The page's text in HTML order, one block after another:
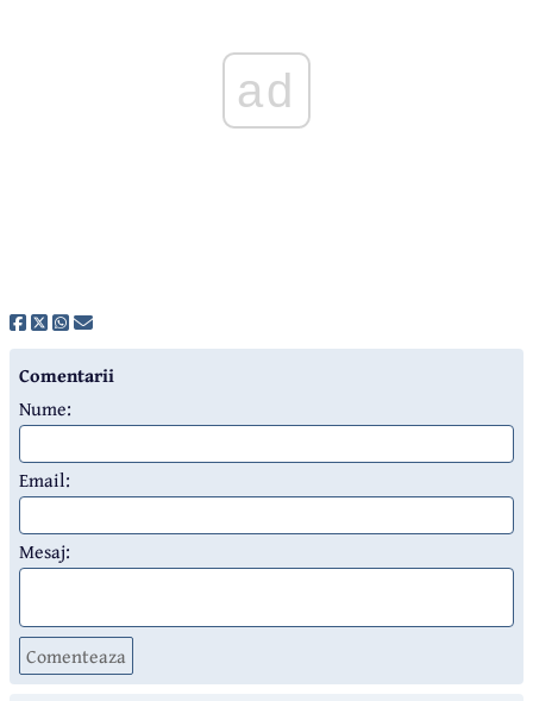
ad
Comentarii
Nume:
Email:
Mesaj:
Comenteaza